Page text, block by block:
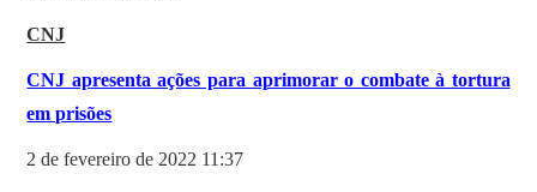
CNJ
CNJ apresenta ações para aprimorar o combate à tortura
em prisões
2 de fevereiro de 2022 11:37